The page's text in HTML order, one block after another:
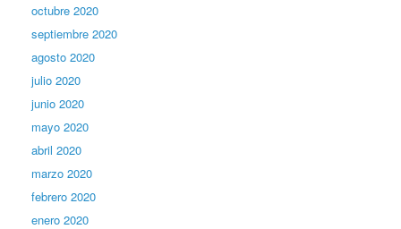
octubre 2020
septiembre 2020
agosto 2020
julio 2020
junio 2020
mayo 2020
abril 2020
marzo 2020
febrero 2020
enero 2020